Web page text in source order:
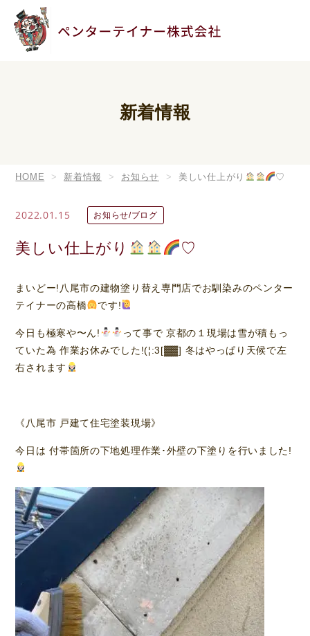
新着情報
HOME 新着情報 お知らせ 美しい仕上がり ♡
2022.01.15 お知らせ/ブログ
美しい仕上がり ♡
まいどー!八尾市の建物塗り替え専門店でお馴染みのペンター
テイナーの高橋
です!
今日も極寒や〜ん!
って事で 京都の１現場は雪が積もっ
ていた為 作業お休みでした!(¦:3[▓▓] 冬はやっぱり天候で左
右されます
《八尾市 戸建て住宅塗装現場》
今日は 付帯箇所の下地処理作業･外壁の下塗りを行いました!